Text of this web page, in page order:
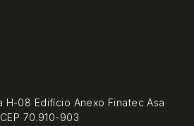
H-08 Edifício Anexo Finatec Asa
70.910-903